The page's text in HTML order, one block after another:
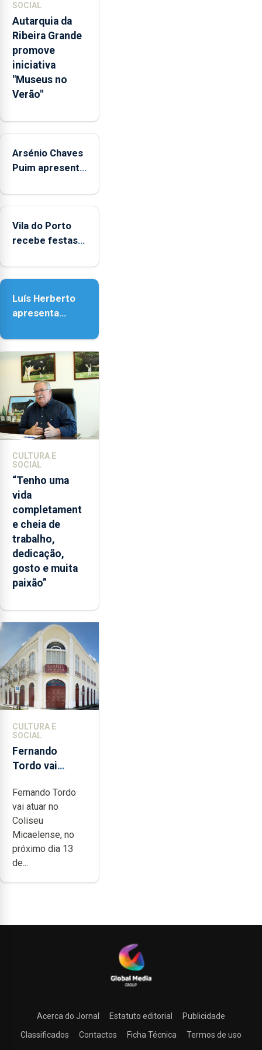
pessoais,
emocionais
e
sociais
junto
das
crianças
SOCIAL
Autarquia da
Ribeira Grande
promove
iniciativa
"Museus no
Verão"
Arsénio Chaves
Puim apresenta
Biblioteca de
Vila do Porto
recebe festas
Nossa Senhora
Luís Herberto
apresenta
Paisagem’
CULTURA E
SOCIAL
“Tenho uma
vida
completament
e cheia de
trabalho,
dedicação,
gosto e muita
paixão”
CULTURA E
SOCIAL
Fernando
Tordo vai
anos de
carreira no
Coliseu
Micaelense
Fernando Tordo
vai atuar no
Coliseu
Micaelense, no
próximo dia 13
de...
Acerca do Jornal Estatuto editorial
Publicidade
Classificados
Contactos Ficha Técnica
Termos de uso